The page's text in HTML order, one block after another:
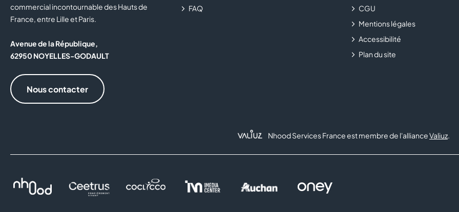
commercial incontournable des Hauts de
France, entre Lille et Paris.
Avenue de la République,
62950 NOYELLES-GODAULT
Nous contacter
FAQ
CGU
Mentions légales
Accessibilité
Plan du site
Nhood Services France est membre de l'allianceValiuz.